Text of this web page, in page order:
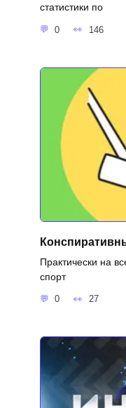
статистики по
0 146
Практически на
спорт
0 27